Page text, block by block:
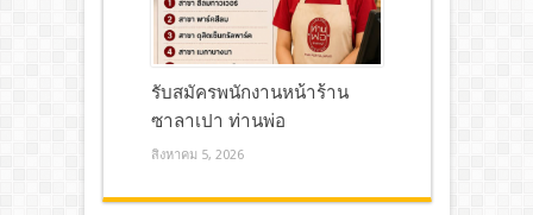
รับสมัครพนักงานหน้าร้าน
ซาลาเปา ท่านพ่อ
สิงหาคม 5, 2026